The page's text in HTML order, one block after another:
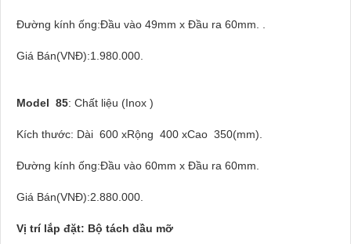
Đường kính ống:Đầu vào 49mm x Đầu ra 60mm. .
Giá Bán(VNĐ):1.980.000.
Model 85: Chất liệu (Inox )
Kích thước: Dài 600 xRộng 400 xCao 350(mm).
Đường kính ống:Đầu vào 60mm x Đầu ra 60mm.
Giá Bán(VNĐ):2.880.000.
Vị trí lắp đặt: Bộ tách dầu mỡ